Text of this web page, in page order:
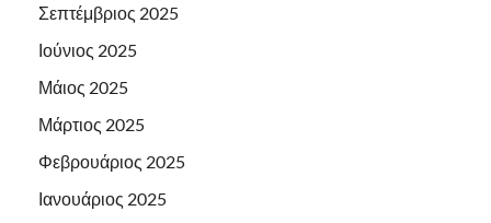
Σεπτέμβριος 2025
Ιούνιος 2025
Μάιος 2025
Μάρτιος 2025
Φεβρουάριος 2025
Ιανουάριος 2025